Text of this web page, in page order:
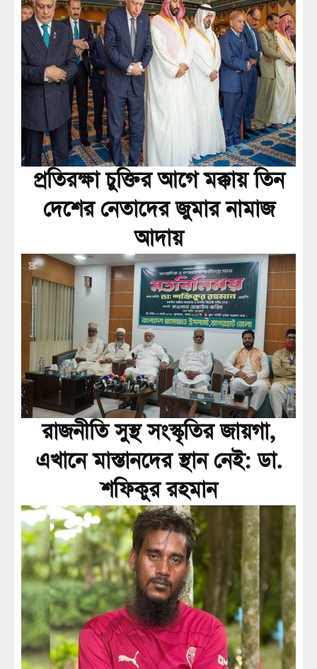
প্রতিরক্ষা চুক্তির আগে মক্কায় তিন
দেশের নেতাদের জুমার নামাজ
আদায়
রাজনীতি সুস্থ সংস্কৃতির জায়গা,
এখানে মাস্তানদের স্থান নেই: ডা.
শফিকুর রহমান